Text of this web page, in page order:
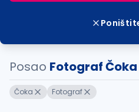
Posao Fotograf Čoka
Čoka Fotograf